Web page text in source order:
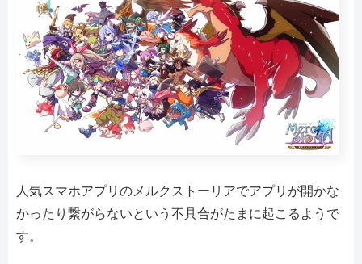
人気スマホアプリのメルクストーリアでアプリが開かな
かったり繋がらないという不具合がたまに起こるようで
す。